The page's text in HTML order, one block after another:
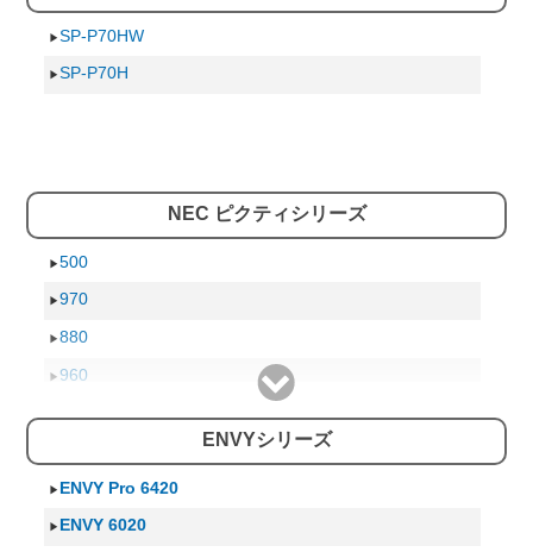
PCP-10
SP-P70HW
SP-P70H
NEC ピクティシリーズ
500
970
880
960
770
4000
ENVYシリーズ
ENVY Pro 6420
ENVY 6020